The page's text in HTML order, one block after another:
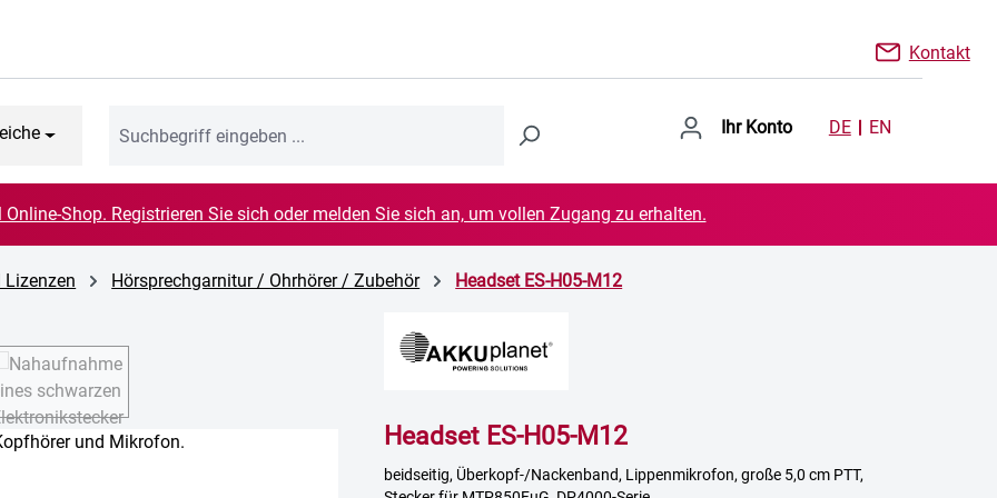
Kontakt
Ihr Konto DE EN
Shop. Registrieren Sie sich oder melden Sie sich an, um vollen Zugang zu erhalten.
Lizenzen Hörsprechgarnitur / Ohrhörer / Zubehör Headset ES-H05-M12
Headset ES-H05-M12
beidseitig, Überkopf-/Nackenband, Lippenmikrofon, große 5,0 cm PTT,